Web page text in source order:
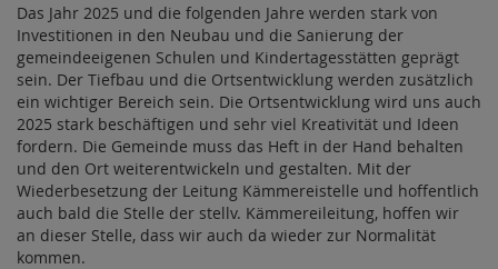
Das Jahr 2025 und die folgenden Jahre werden stark von
Investitionen in den Neubau und die Sanierung der
gemeindeeigenen Schulen und Kindertagesstätten geprägt
sein. Der Tiefbau und die Ortsentwicklung werden zusätzlich
ein wichtiger Bereich sein. Die Ortsentwicklung wird uns auch
2025 stark beschäftigen und sehr viel Kreativität und Ideen
fordern. Die Gemeinde muss das Heft in der Hand behalten
und den Ort weiterentwickeln und gestalten. Mit der
Wiederbesetzung der Leitung Kämmereistelle und hoffentlich
auch bald die Stelle der stellv. Kämmereileitung, hoffen wir
an dieser Stelle, dass wir auch da wieder zur Normalität
kommen.